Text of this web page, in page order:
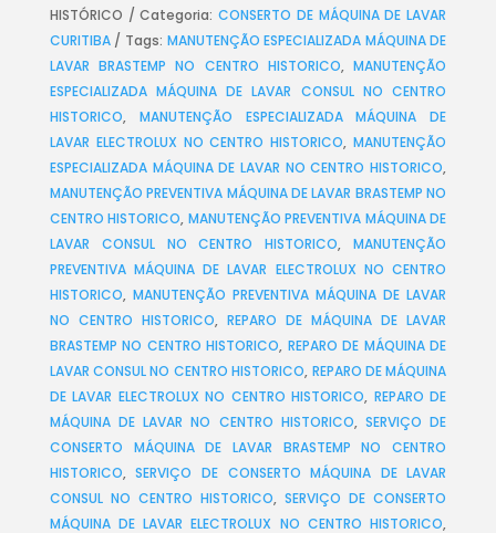
HISTÓRICO
Categoria:CONSERTO DE MÁQUINA DE LAVAR
CURITIBA
Tags: MANUTENÇÃO ESPECIALIZADA MÁQUINA DE
LAVAR BRASTEMP NO CENTRO HISTORICO,MANUTENÇÃO
ESPECIALIZADA MÁQUINA DE LAVAR CONSUL NO CENTRO
HISTORICO, MANUTENÇÃO ESPECIALIZADA MÁQUINA DE
LAVAR ELECTROLUX NO CENTRO HISTORICO,MANUTENÇÃO
ESPECIALIZADA MÁQUINA DE LAVAR NO CENTRO HISTORICO,
MANUTENÇÃO PREVENTIVA MÁQUINA DE LAVAR BRASTEMP NO
CENTRO HISTORICO, MANUTENÇÃO PREVENTIVA MÁQUINA DE
LAVAR CONSUL NO CENTRO HISTORICO,MANUTENÇÃO
PREVENTIVA MÁQUINA DE LAVAR ELECTROLUX NO CENTRO
HISTORICO, MANUTENÇÃO PREVENTIVA MÁQUINA DE LAVAR
NO CENTRO HISTORICO, REPARO DE MÁQUINA DE LAVAR
BRASTEMP NO CENTRO HISTORICO, REPARO DE MÁQUINA DE
LAVAR CONSUL NO CENTRO HISTORICO, REPARO DE MÁQUINA
DE LAVAR ELECTROLUX NO CENTRO HISTORICO, REPARO DE
MÁQUINA DE LAVAR NO CENTRO HISTORICO, SERVIÇO DE
CONSERTO MÁQUINA DE LAVAR BRASTEMP NO CENTRO
HISTORICO,SERVIÇO DE CONSERTO MÁQUINA DE LAVAR
CONSUL NO CENTRO HISTORICO,SERVIÇO DE CONSERTO
MÁQUINA DE LAVAR ELECTROLUX NO CENTRO HISTORICO,